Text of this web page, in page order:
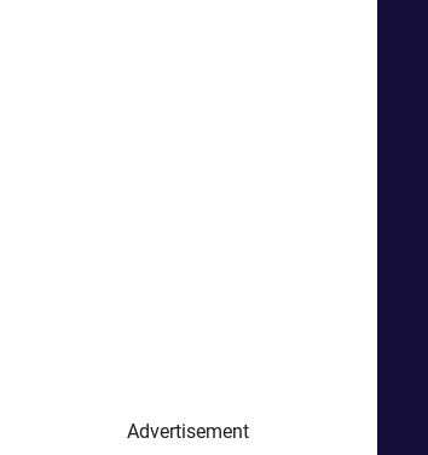
Advertisement